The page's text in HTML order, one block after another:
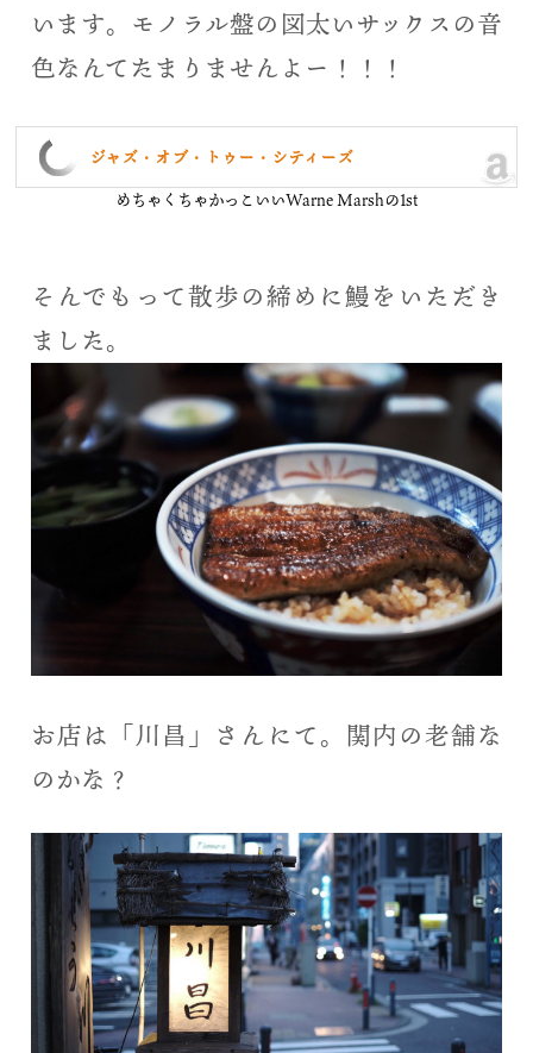
います。モノラル盤の図太いサックスの音
色なんてたまりませんよー！！！
ジャズ・オブ・トゥー・シティーズ
めちゃくちゃかっこいいWarne Marshの1st
そんでもって散歩の締めに鰻をいただき
ました。
お店は「川昌」さんにて。関内の老舗な
のかな？